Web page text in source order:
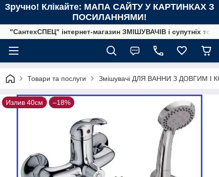
Зручно! Клікайте: МАПА САЙТУ У КАРТИНКАХ З
ПОСИЛАННЯМИ!
"СантехСПЕЦ" інтернет-магазин ЗМІШУВАЧІВ і супутніх
Товари та послуги Змішувачі ДЛЯ ВАННИ З ДОВГИМ
Излив 40см –18%